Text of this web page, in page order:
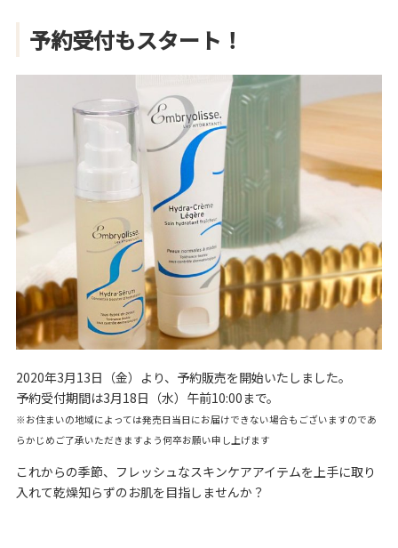
予約受付もスタート！
2020年3月13日（金）より、予約販売を開始いたしました。
予約受付期間は3月18日（水）午前10:00まで。
※お住まいの地域によっては発売日当日にお届けできない場合もございますのであ
らかじめご了承いただきますよう何卒お願い申し上げます
これからの季節、フレッシュなスキンケアアイテムを上手に取り
入れて乾燥知らずのお肌を目指しませんか？